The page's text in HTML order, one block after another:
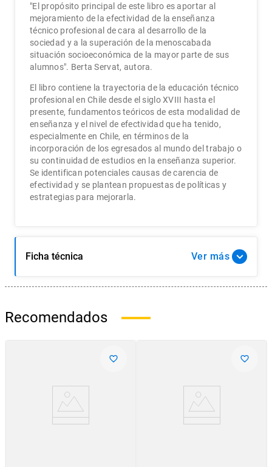
"El propósito principal de este libro es aportar al
mejoramiento de la efectividad de la enseñanza
técnico profesional de cara al desarrollo de la
sociedad y a la superación de la menoscabada
situación socioeconómica de la mayor parte de sus
alumnos". Berta Servat, autora.
El libro contiene la trayectoria de la educación técnico
profesional en Chile desde el siglo XVIII hasta el
presente, fundamentos teóricos de esta modalidad de
enseñanza y el nivel de efectividad que ha tenido,
especialmente en Chile, en términos de la
incorporación de los egresados al mundo del trabajo o
su continuidad de estudios en la enseñanza superior.
Se identifican potenciales causas de carencia de
efectividad y se plantean propuestas de políticas y
estrategias para mejorarla.
Ficha técnica Ver
Recomendados